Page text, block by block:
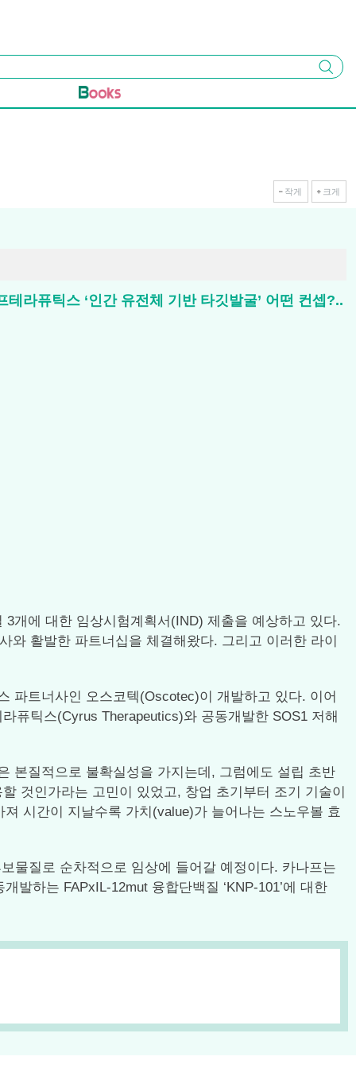
검색
작게 크게
라퓨틱스 ‘인간 유전체 기반 타깃발굴’ 어떤 컨셉?..
개에 대한 임상시험계획서(IND) 제출을 예상하고 있다.
와 활발한 파트너십을 체결해왔다. 그리고 이러한 라이
파트너사인 오스코텍(​Oscotec)이 개발하고 있다. 이어
퓨틱스(Cyrus Therapeutics)와 공동개발한 SOS1 저해
본질적으로 불확실성을 가지는데, 그럼에도 설립 초반
것인가라는 고민이 있었고, 창업 초기부터 조기 기술이
시간이 지날수록 가치(value)가 늘어나는 스노우볼 효
물질로 순차적으로 임상에 들어갈 예정이다. 카나프는
발하는 FAPxIL-12mut 융합단백질 ‘KNP-101’에 대한